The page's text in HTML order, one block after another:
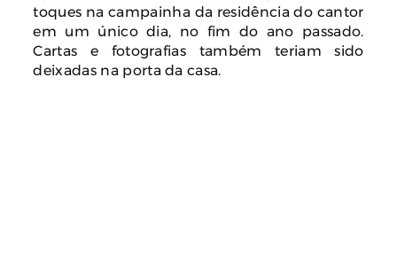
toques na campainha da residência do cantor
em um único dia, no fim do ano passado.
Cartas e fotografias também teriam sido
deixadas na porta da casa.